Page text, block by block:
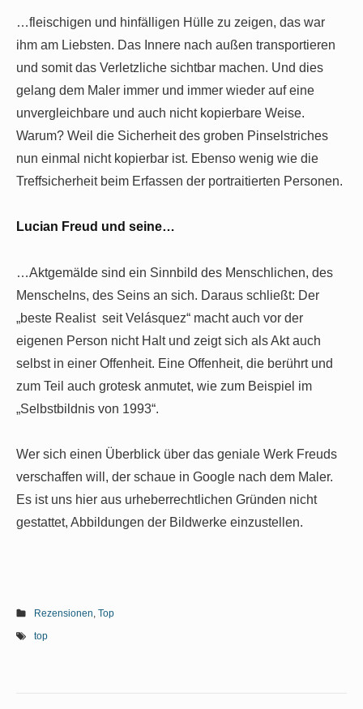
…fleischigen und hinfälligen Hülle zu zeigen, das war
ihm am Liebsten. Das Innere nach außen transportieren
und somit das Verletzliche sichtbar machen. Und dies
gelang dem Maler immer und immer wieder auf eine
unvergleichbare und auch nicht kopierbare Weise.
Warum? Weil die Sicherheit des groben Pinselstriches
nun einmal nicht kopierbar ist. Ebenso wenig wie die
Treffsicherheit beim Erfassen der portraitierten Personen.
Lucian Freud und seine…
…Aktgemälde sind ein Sinnbild des Menschlichen, des
Menschelns, des Seins an sich. Daraus schließt: Der
„beste Realist seit Velásquez“ macht auch vor der
eigenen Person nicht Halt und zeigt sich als Akt auch
selbst in einer Offenheit. Eine Offenheit, die berührt und
zum Teil auch grotesk anmutet, wie zum Beispiel im
„Selbstbildnis von 1993“.
Wer sich einen Überblick über das geniale Werk Freuds
verschaffen will, der schaue in Google nach dem Maler.
Es ist uns hier aus urheberrechtlichen Gründen nicht
gestattet, Abbildungen der Bildwerke einzustellen.
Rezensionen ,Top
top